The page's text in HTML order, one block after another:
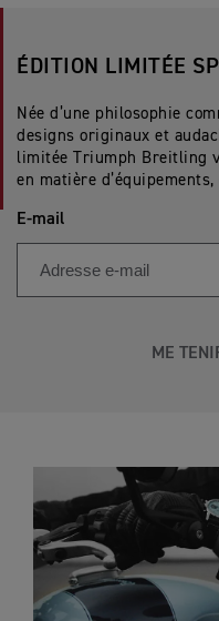
ÉDITION LIMITÉE
Née d’une philosophie
designs originaux et
limitée Triumph Breitling
en matière
E-mail
ME